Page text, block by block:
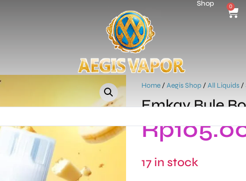
Shop 0
Home/Aegis Shop/All Liquids/
Emkay Bule
Rp
17 in stock